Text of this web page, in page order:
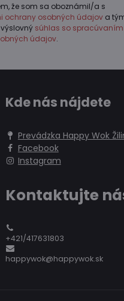
že som sa oboznámil/a s
ochrany osobných údajova
súhlas so spracúvaním
údajov.
Kde nás nájdete
Prevádzka Happy Wok
Facebook
Instagram
Kontaktujte
+421/417631803
happywok@happywok.sk